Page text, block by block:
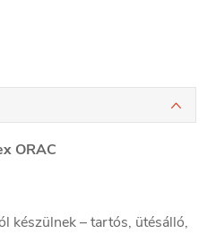
ORAC
készülnek – tartós, ütésálló,